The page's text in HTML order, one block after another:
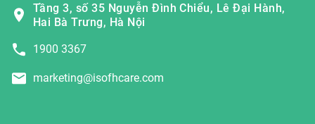
Tầng 3, số 35 Nguyễn Đình Chiểu, Lê Đại Hành,
Hai Bà Trưng, Hà Nội
1900 3367
marketing@isofhcare.com